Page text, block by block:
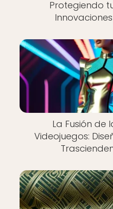
Protegiendo
La Fusión de
Videojuegos: